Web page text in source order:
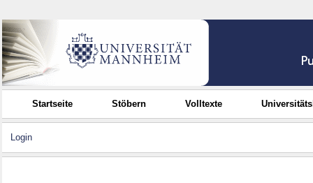
Startseite Stöbern Volltexte
Login